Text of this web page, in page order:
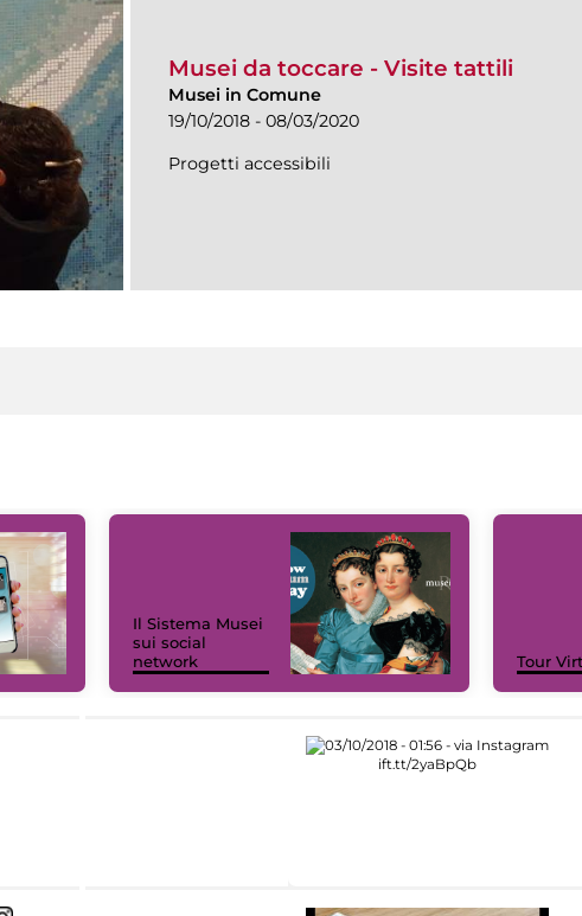
Musei da toccare - Visite tattili
Musei in Comune
19/10/2018 - 08/03/2020
Progetti accessibili
Il Sistema Musei
sui social
network
Tour